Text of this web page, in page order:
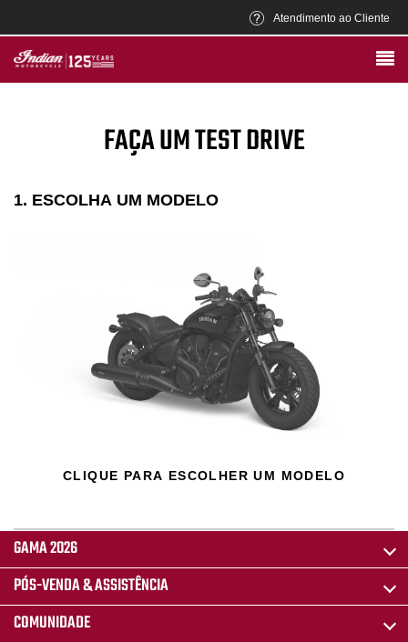
Atendimento ao Cliente
FAÇA UM TEST DRIVE
1. ESCOLHA UM MODELO
CLIQUE PARA ESCOLHER UM MODELO
GAMA 2026
PÓS-VENDA & ASSISTÊNCIA
COMUNIDADE